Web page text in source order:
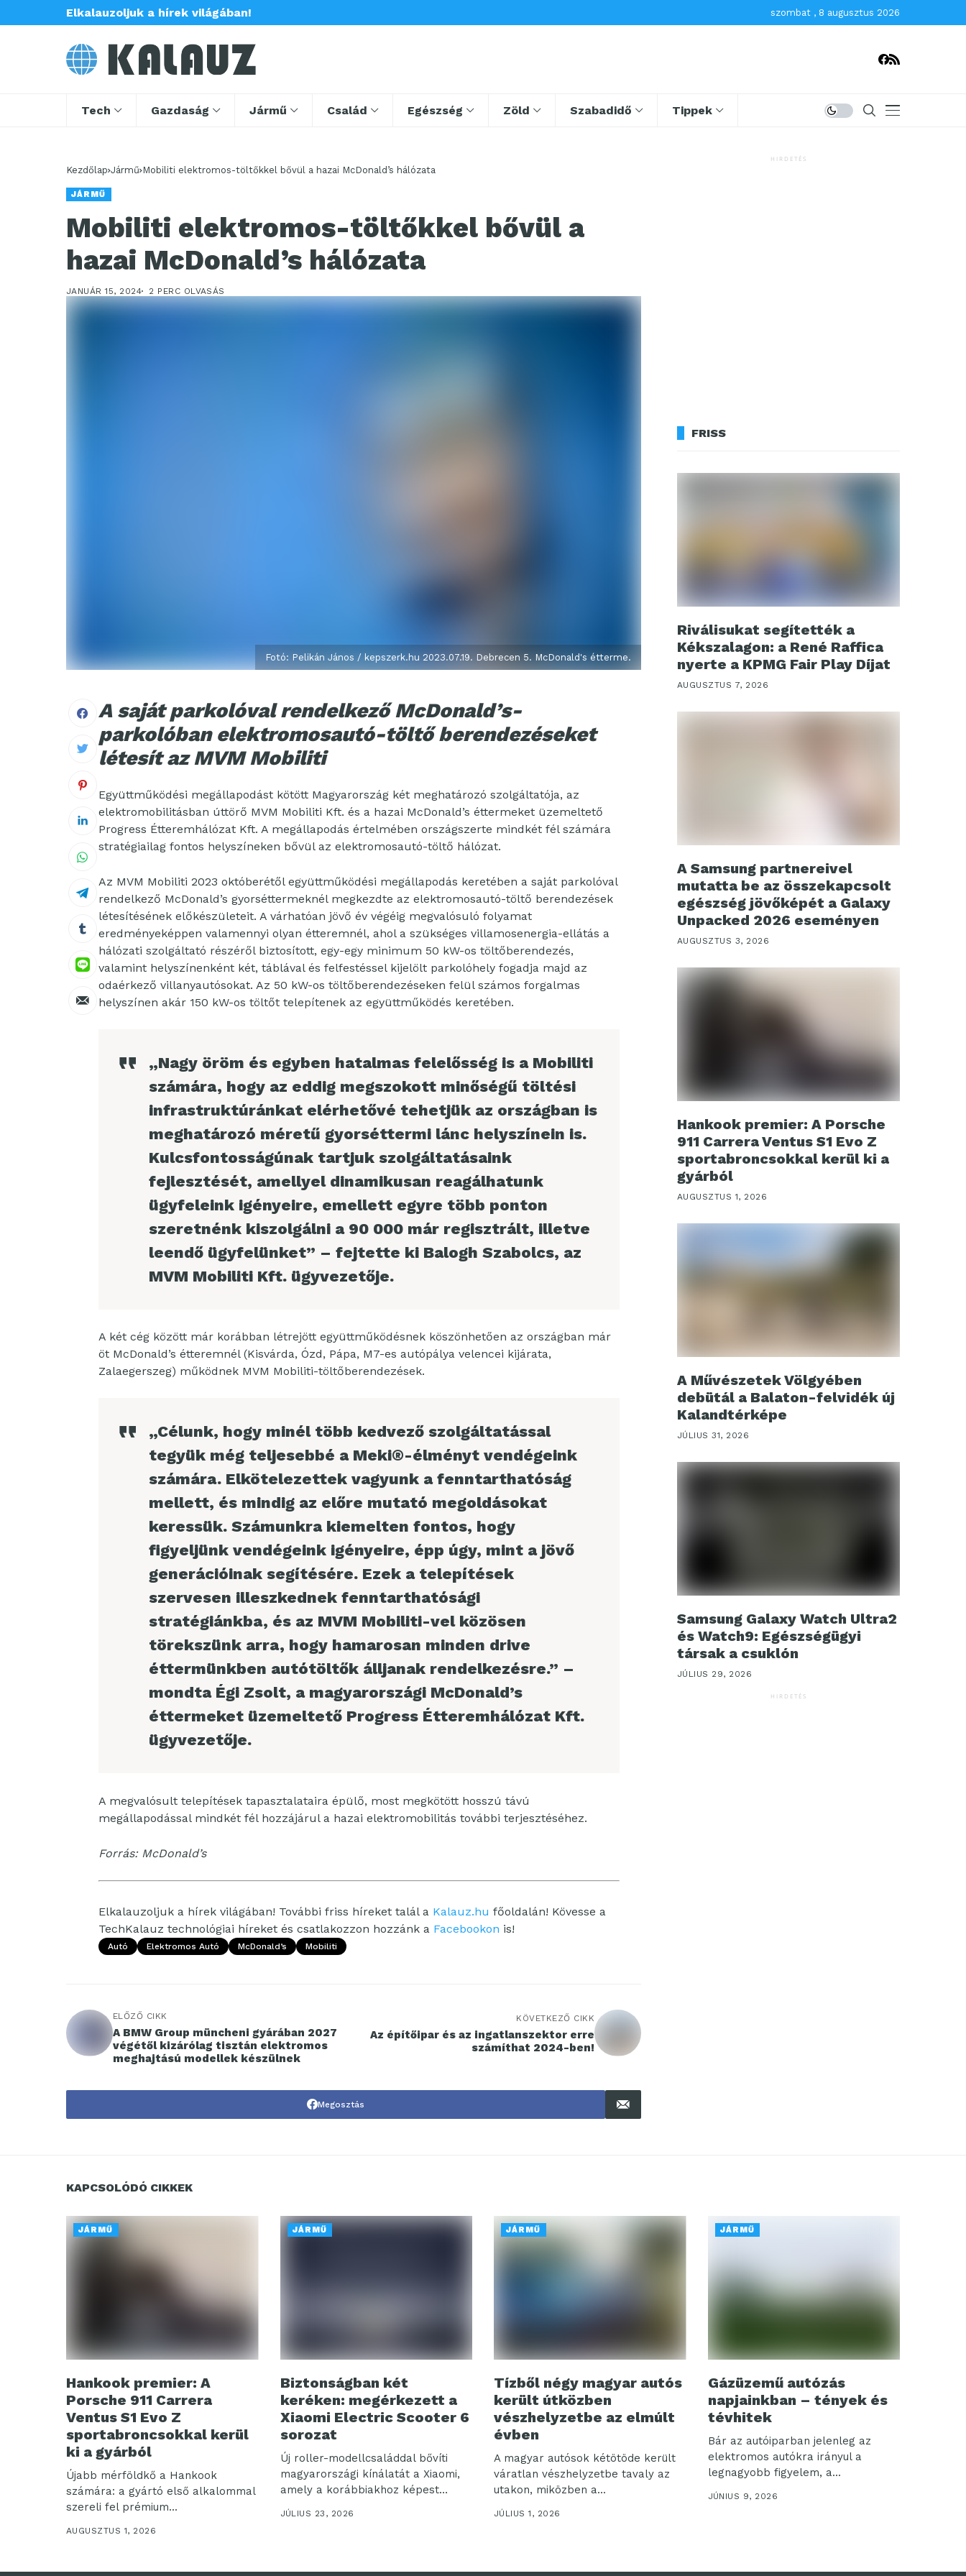
Elkalauzoljuk a hírek világában! szombat , 8 augusztus 2026
Tech Gazdaság Jármű Család Egészség Zöld Szabadidő Tippek
Kezdőlap Jármű Mobiliti elektromos-töltőkkel bővül a hazai McDonald’s hálózata
JÁRMŰ
Mobiliti elektromos-töltőkkel bővül a
hazai McDonald’s hálózata
JANUÁR 15, 2024 2 PERC OLVASÁS
Fotó: Pelikán János / kepszerk.hu 2023.07.19. Debrecen 5. McDonald's étterme.
A saját parkolóval rendelkező McDonald’s-
parkolóban elektromosautó-töltő berendezéseket
létesít az MVM Mobiliti
Együttműködési megállapodást kötött Magyarország két meghatározó szolgáltatója, az
elektromobilitásban úttörő MVM Mobiliti Kft. és a hazai McDonald’s éttermeket üzemeltető
Progress Étteremhálózat Kft. A megállapodás értelmében országszerte mindkét fél számára
stratégiailag fontos helyszíneken bővül az elektromosautó-töltő hálózat.
Az MVM Mobiliti 2023 októberétől együttműködési megállapodás keretében a saját parkolóval
rendelkező McDonald’s gyorséttermeknél megkezdte az elektromosautó-töltő berendezések
létesítésének előkészületeit. A várhatóan jövő év végéig megvalósuló folyamat
eredményeképpen valamennyi olyan étteremnél, ahol a szükséges villamosenergia-ellátás a
hálózati szolgáltató részéről biztosított, egy-egy minimum 50 kW-os töltőberendezés,
valamint helyszínenként két, táblával és felfestéssel kijelölt parkolóhely fogadja majd az
odaérkező villanyautósokat. Az 50 kW-os töltőberendezéseken felül számos forgalmas
helyszínen akár 150 kW-os töltőt telepítenek az együttműködés keretében.
„Nagy öröm és egyben hatalmas felelősség is a Mobiliti
számára, hogy az eddig megszokott minőségű töltési
infrastruktúránkat elérhetővé tehetjük az országban is
meghatározó méretű gyorséttermi lánc helyszínein is.
Kulcsfontosságúnak tartjuk szolgáltatásaink
fejlesztését, amellyel dinamikusan reagálhatunk
ügyfeleink igényeire, emellett egyre több ponton
szeretnénk kiszolgálni a 90 000 már regisztrált, illetve
leendő ügyfelünket” – fejtette ki Balogh Szabolcs, az
MVM Mobiliti Kft. ügyvezetője.
A két cég között már korábban létrejött együttműködésnek köszönhetően az országban már
öt McDonald’s étteremnél (Kisvárda, Ózd, Pápa, M7-es autópálya velencei kijárata,
Zalaegerszeg) működnek MVM Mobiliti-töltőberendezések.
„Célunk, hogy minél több kedvező szolgáltatással
tegyük még teljesebbé a Meki®-élményt vendégeink
számára. Elkötelezettek vagyunk a fenntarthatóság
mellett, és mindig az előre mutató megoldásokat
keressük. Számunkra kiemelten fontos, hogy
figyeljünk vendégeink igényeire, épp úgy, mint a jövő
generációinak segítésére. Ezek a telepítések
szervesen illeszkednek fenntarthatósági
stratégiánkba, és az MVM Mobiliti-vel közösen
törekszünk arra, hogy hamarosan minden drive
éttermünkben autótöltők álljanak rendelkezésre.” –
mondta Égi Zsolt, a magyarországi McDonald’s
éttermeket üzemeltető Progress Étteremhálózat Kft.
ügyvezetője.
A megvalósult telepítések tapasztalataira épülő, most megkötött hosszú távú
megállapodással mindkét fél hozzájárul a hazai elektromobilitás további terjesztéséhez.
Forrás: McDonald’s
Elkalauzoljuk a hírek világában! További friss híreket talál a Kalauz.hu főoldalán! Kövesse a
TechKalauz technológiai híreket és csatlakozzon hozzánk a Facebookon is!
Autó Elektromos Autó McDonald’s Mobiliti
ELŐZŐ CIKK
A BMW Group müncheni gyárában 2027
végétől kizárólag tisztán elektromos
meghajtású modellek készülnek
KÖVETKEZŐ CIKK
Az építőipar és az ingatlanszektor erre
számíthat 2024-ben!
Megosztás
HIRDETÉS
FRISS
Riválisukat segítették a
Kékszalagon: a René Raffica
nyerte a KPMG Fair Play Díjat
AUGUSZTUS 7, 2026
A Samsung partnereivel
mutatta be az összekapcsolt
egészség jövőképét a Galaxy
Unpacked 2026 eseményen
AUGUSZTUS 3, 2026
Hankook premier: A Porsche
911 Carrera Ventus S1 Evo Z
sportabroncsokkal kerül ki a
gyárból
AUGUSZTUS 1, 2026
A Művészetek Völgyében
debütál a Balaton-felvidék új
Kalandtérképe
JÚLIUS 31, 2026
Samsung Galaxy Watch Ultra2
és Watch9: Egészségügyi
társak a csuklón
JÚLIUS 29, 2026
HIRDETÉS
KAPCSOLÓDÓ CIKKEK
JÁRMŰ
Hankook premier: A
Porsche 911 Carrera
Ventus S1 Evo Z
sportabroncsokkal kerül
ki a gyárból
Újabb mérföldkő a Hankook
számára: a gyártó első alkalommal
szereli fel prémium...
AUGUSZTUS 1, 2026
JÁRMŰ
Biztonságban két
keréken: megérkezett a
Xiaomi Electric Scooter 6
sorozat
Új roller-modellcsaláddal bővíti
magyarországi kínálatát a Xiaomi,
amely a korábbiakhoz képest
nagyobb...
JÚLIUS 23, 2026
JÁRMŰ
Tízből négy magyar autós
került útközben
vészhelyzetbe az elmúlt
évben
A magyar autósok kétötöde került
váratlan vészhelyzetbe tavaly az
utakon, miközben a...
JÚLIUS 1, 2026
JÁRMŰ
Gázüzemű autózás
napjainkban – tények és
tévhitek
Bár az autóiparban jelenleg az
elektromos autókra irányul a
legnagyobb figyelem, a...
JÚNIUS 9, 2026